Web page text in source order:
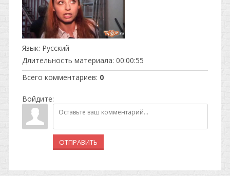
Язык: Русский
Длительность материала: 00:00:55
Всего комментариев: 0
Войдите:
ОТПРАВИТЬ